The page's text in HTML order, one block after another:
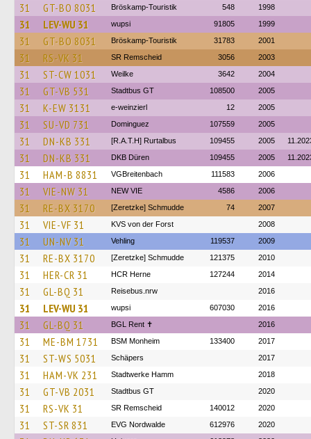
31 GT-BO 8031 Bröskamp-Touristik 548 1998
31 LEV-WU 31 wupsi 91805 1999
31 GT-BO 8031 Bröskamp-Touristik 31783 2001
31 RS-VK 31 SR Remscheid 3056 2003
31 ST-CW 1031 Weilke 3642 2004
31 GT-VB 531 Stadtbus GT 108500 2005
31 K-EW 3131 e-weinzierl 12 2005
31 SU-VD 731 Dominguez 107559 2005
31 DN-KB 331 [R.A.T.H] Rurtalbus 109455 2005
31 DN-KB 331 DKB Düren 109455 2005
31 HAM-B 8831 VGBreitenbach 111583 2006
31 VIE-NW 31 NEW VIE 4586 2006
31 RE-BX 3170 [Zeretzke] Schmudde 74 2007
31 VIE-VF 31 KVS von der Forst 2008
31 UN-NV 31 Vehling 119537 2009
31 RE-BX 3170 [Zeretzke] Schmudde 121375 2010
31 HER-CR 31 HCR Herne 127244 2014
31 GL-BQ 31 Reisebus.nrw 2016
31 LEV-WU 31 wupsi 607030 2016
31 GL-BQ 31 BGL Rent ✝︎ 2016
31 ME-BM 1731 BSM Monheim 133400 2017
31 ST-WS 5031 Schäpers 2017
31 HAM-VK 231 Stadtwerke Hamm 2018
31 GT-VB 2031 Stadtbus GT 2020
31 RS-VK 31 SR Remscheid 140012 2020
31 ST-SR 831 EVG Nordwalde 612976 2020